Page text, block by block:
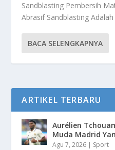
Sandblasting Pembersih
Abrasif Sandblasting Adalah
BACA SELENGKAPNYA
ARTIKEL TERBARU
Aurélien
Muda Madrid
Agu 7, 2026 | Sport